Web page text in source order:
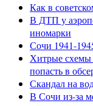
Как в
В ДТП у
иномарки
Сочи 1941-
Хитрые схемы
попасть в
Скандал на
В Сочи из-за